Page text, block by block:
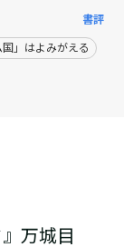
書評
」はよみがえる
万城目